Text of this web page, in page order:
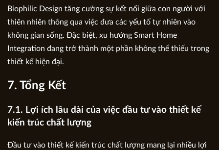
Biophilic Design tăng cường sự kết nối giữa con người với
thiên nhiên thông qua việc đưa các yếu tố tự nhiên vào
không gian sống. Đặc biệt, xu hướng Smart Home
Integration đang trở thành một phần không thể thiếu trong
thiết kế hiện đại.
7. Tổng Kết
7.1. Lợi ích lâu dài của việc đầu tư vào thiết kế
kiến trúc chất lượng
Đầu tư vào thiết kế kiến trúc chất lượng mang lại nhiều lợi